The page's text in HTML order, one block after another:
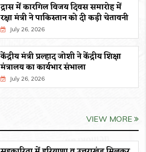
द्रास में कारगिल विजय दिवस समारोह में
रक्षा मंत्री ने पाकिस्तान को दी कड़ी चेतावनी
July 26, 2026
केंद्रीय मंत्री प्रल्हाद जोशी ने केंद्रीय शिक्षा
मंत्रालय का कार्यभार संभाला
July 26, 2026
VIEW MORE